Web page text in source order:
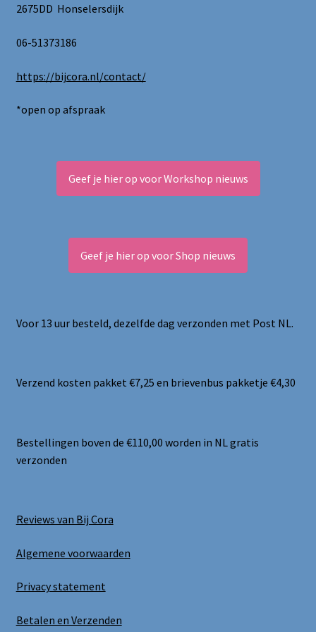
2675DD Honselersdijk
06-51373186
https://bijcora.nl/contact/
*open op afspraak
Geef je hier op voor Workshop nieuws
Geef je hier op voor Shop nieuws
Voor 13 uur besteld, dezelfde dag verzonden met Post NL.
Verzend kosten pakket €7,25 en brievenbus pakketje €4,30
Bestellingen boven de €110,00 worden in NL gratis
verzonden
Reviews van Bij Cora
Algemene voorwaarden
Privacy statement
Betalen en Verzenden